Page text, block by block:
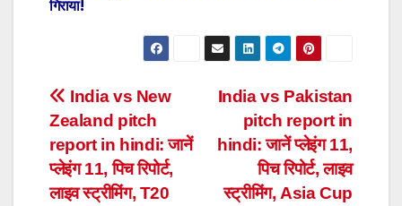
गिराया!
Post
navigation
India vs Pakistan
pitch report in
hindi: जानें प्लेइंग 11,
पिच रिपोर्ट, लाइव
स्ट्रीमिंग, Asia Cup
India vs New
Zealand pitch
report in hindi: जानें
प्लेइंग 11, पिच रिपोर्ट,
लाइव स्ट्रीमिंग, T20